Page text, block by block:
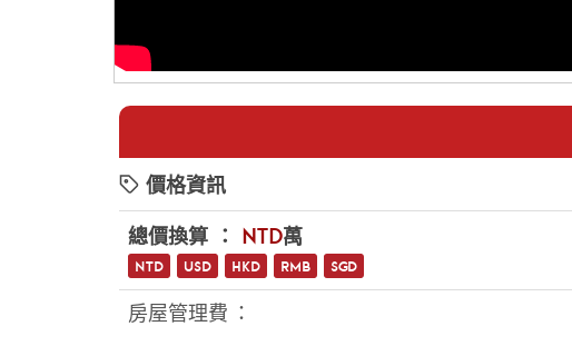
價格資訊
總價換算 ： NTD萬
NTD USD HKD RMB SGD
房屋管理費 ：